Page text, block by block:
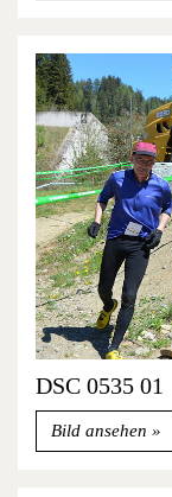
DSC 0535 01
Bild ansehen